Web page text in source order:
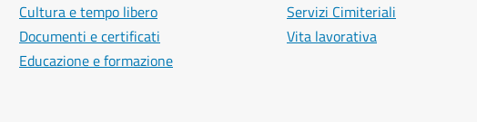
Cultura e tempo libero
Documenti e certificati
Educazione e formazione
Servizi Cimiteriali
Vita lavorativa